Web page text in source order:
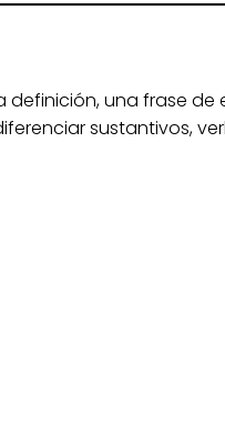
una frase de
sustantivos,